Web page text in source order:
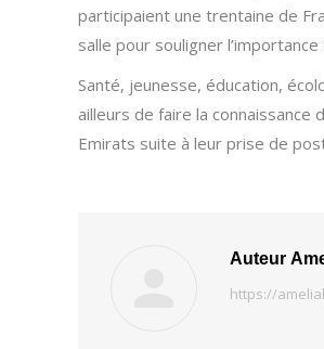
participaient une trentaine de
salle pour souligner
Santé, jeunesse, éducation,
ailleurs de faire la
Emirats suite à leur prise de
Auteur
https://